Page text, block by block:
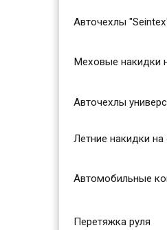
Авточехлы
Меховые накидки
Авточехлы
Летние накидки на
Автомобильные
Перетяжка руля